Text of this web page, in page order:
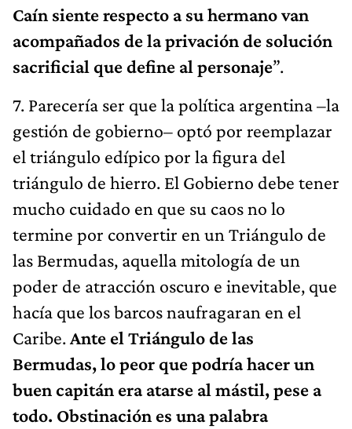
Caín siente respecto a su hermano van
acompañados de la privación de solución
sacrificial que define al personaje”.
7. Parecería ser que la política argentina –la
gestión de gobierno– optó por reemplazar
el triángulo edípico por la figura del
triángulo de hierro. El Gobierno debe tener
mucho cuidado en que su caos no lo
termine por convertir en un Triángulo de
las Bermudas, aquella mitología de un
poder de atracción oscuro e inevitable, que
hacía que los barcos naufragaran en el
Caribe.Ante el Triángulo de las
Bermudas, lo peor que podría hacer un
buen capitán era atarse al mástil, pese a
todo. Obstinación es una palabra